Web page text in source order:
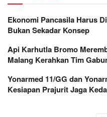
Ekonomi Pancasila Harus
Bukan Sekadar Konsep
Api Karhutla Bromo
Malang Kerahkan Tim
Yonarmed 11/GG dan
Kesiapan Prajurit Jaga